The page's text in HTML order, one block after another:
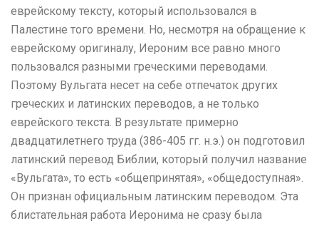
еврейскому тексту, который использовался в
Палестине того времени. Но, несмотря на обращение к
еврейскому оригиналу, Иероним все равно много
пользовался разными греческими переводами.
Поэтому Вульгата несет на себе отпечаток других
греческих и латинских переводов, а не только
еврейского текста. В результате примерно
двадцатилетнего труда (386-405 гг. н.э.) он подготовил
латинский перевод Библии, который получил название
«Вульгата», то есть «общепринятая», «общедоступная».
Он признан официальным латинским переводом. Эта
блистательная работа Иеронима не сразу была